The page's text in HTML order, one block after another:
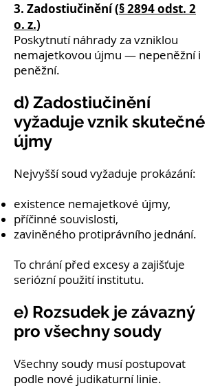
3. Zadostiučinění (§ 2894 odst. 2
o. z.)
Poskytnutí náhrady za vzniklou
nemajetkovou újmu — nepeněžní i
peněžní.
d) Zadostiučinění
vyžaduje vznik skutečné
újmy
Nejvyšší soud vyžaduje prokázání:
existence nemajetkové újmy,
příčinné souvislosti,
zaviněného protiprávního jednání.
To chrání před excesy a zajišťuje
seriózní použití institutu.
e) Rozsudek je závazný
pro všechny soudy
Všechny soudy musí postupovat
podle nové judikaturní linie.